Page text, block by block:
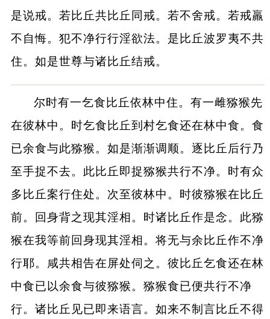
是说戒。若比丘共比丘同戒。若不舍戒。若戒羸
不自悔。犯不净行行淫欲法。是比丘波罗夷不共
住。如是世尊与诸比丘结戒。
尔时有一乞食比丘依林中住。有一雌猕猴先
在彼林中。时乞食比丘到村乞食还在林中食。食
已余食与此猕猴。如是渐渐调顺。逐比丘后行乃
至手捉不去。此比丘即捉猕猴共行不净。时有众
多比丘案行住处。次至彼林中。时彼猕猴在比丘
前。回身背之现其淫相。时诸比丘作是念。此猕
猴在我等前回身现其淫相。将无与余比丘作不净
行耶。咸共相告在屏处伺之。彼比丘乞食还在林
中食已以余食与彼猕猴。猕猴食已便共行不净
行。诸比丘见已即来语言。如来不制言比丘不得